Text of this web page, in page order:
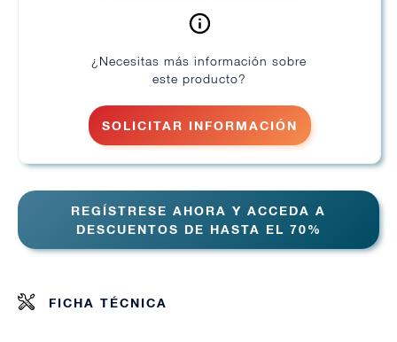
¿Necesitas más información sobre
este producto?
SOLICITAR INFORMACIÓN
REGÍSTRESE AHORA Y ACCEDA A
DESCUENTOS DE HASTA EL 70%
FICHA TÉCNICA